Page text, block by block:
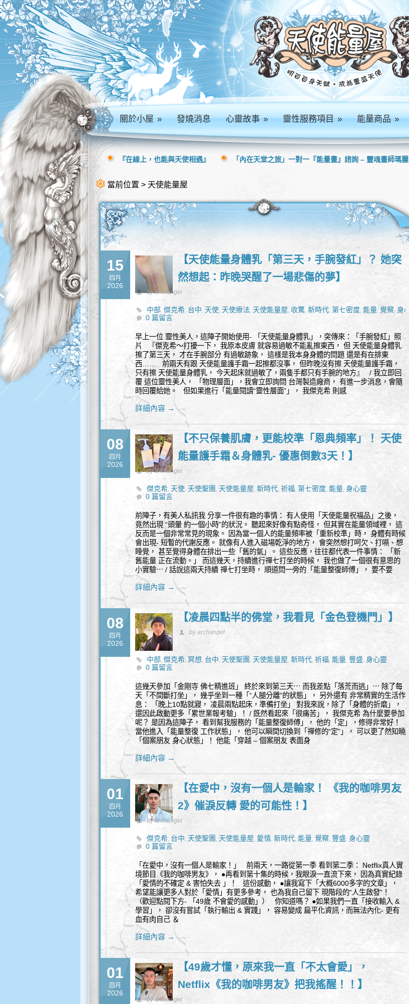
關於小屋» 發燒消息 心靈故事» 靈性服務項目» 能量商品»
當前位置 > 天使能量屋
15
四月
2026
【天使能量身體乳「第三天，手腕發紅」？ 她突
然想起：昨晚哭醒了一場悲傷的夢】
by archangel
中部, 傑克希, 台中, 天使, 天使療法, 天使能量屋, 收驚, 新時代, 第七密度, 能量, 覺察, 身心
靈
0 篇留言
早上一位 靈性美人，這陣子開始使用- 「天使能量身體乳」，突傳來：「手腕發紅」照
片 『傑克希～打擾一下， 我原本皮膚 就容易過敏不能亂擦東西， 但 天使能量身體乳
擦了第三天， 才在手腕部分 有過敏跡象， 這樣是我本身身體的問題 還是有在排東
西…… 前兩天有跟 天使能量護手霜一起擦都沒事， 但昨晚沒有擦 天使能量護手霜，
只有擦 天使能量身體乳， 今天起床就過敏了，兩隻手都只有手腕的地方』 / 我立即回
覆 這位靈性美人， 「物理層面」，我會立即詢問 台灣製造廠商， 有進一步消息，會隨
時回覆給她。 但如果進行「能量閱讀“靈性層面”」， 我傑克希 則感
詳細內容 →
08
四月
2026
【不只保養肌膚，更能校準「恩典頻率」！ 天使
能量護手霜＆身體乳- 優惠倒數3天！】
by archangel
傑克希, 天使, 天使聖團, 天使能量屋, 新時代, 祈福, 第七密度, 能量, 身心靈
0 篇留言
前陣子，有美人私訊我 分享一件很有趣的事情： 有人使用「天使能量祝福品」之後，
竟然出現 “頭暈 約一個小時”的狀況。 聽起來好像有點奇怪， 但其實在能量領域裡， 這
反而是一個非常常見的現象。 因為當一個人的能量頻率被「重新校準」時， 身體有時候
會出現- 短暫的代謝反應。 就像有人進入磁場乾淨的地方， 會突然想打呵欠、打嗝、想
睡覺， 甚至覺得身體在排出一些「舊的氣」。 這些反應，往往都代表一件事情： 「新
舊能量 正在流動。」 而這幾天，持續進行禪七打坐的時候， 我也做了一個很有意思的
小實驗⋯ / 話說這兩天持續 禪七打坐時， 順道問一旁的「能量整復師傅」， 要不要
詳細內容 →
08
四月
2026
【凌晨四點半的佛堂，我看見「金色登機門」】
by archangel
中部, 傑克希, 冥想, 台中, 天使聖團, 天使能量屋, 新時代, 祈福, 能量, 豐盛, 身心靈
0 篇留言
這幾天參加「金剛寺 佛七精進班」 終於來到第三天⋯ 而我差點「落荒而逃」⋯ 除了每
天「不間斷打坐」， 幾乎坐到一種「“人腿分離”的狀態」， 另外還有 非常精實的生活作
息： 「晚上10點就寢， 凌晨兩點起床，準備打坐」 對我來說，除了「身體的折磨」，
還因此啟動更多「累世業報考驗」！ / 既然看起來「很痛苦」， 我傑克希 為什麼要參加
呢？ 是因為這陣子， 看到幫我服務的「能量整復師傅」， 他的「定」，修得非常好！
當他進入「能量整復 工作狀態」， 他可以瞬間切換到「禪修的“定”」， 可以更了然知曉
「個案朋友 身心狀態」！ 他能「穿越 – 個案朋友 表面身
詳細內容 →
01
四月
2026
【在愛中，沒有一個人是輸家！ 《我的咖啡男友
2》催淚反轉 愛的可能性！】
by archangel
傑克希, 台中, 天使聖團, 天使能量屋, 愛情, 新時代, 能量, 覺察, 豐盛, 身心靈
0 篇留言
「在愛中，沒有一個人是輸家！」 前兩天，一路從第一季 看到第二季： Netflix真人實
境節目《我的咖啡男友》， ●再看到第十集的時候，我眼淚一直流下來， 因為真實紀錄
「愛情的不確定 & 害怕失去 」！ 這份感動， ●讓我寫下「大概6000多字的文章」，
希望能讓更多人對於「愛情」有更多參考， 也為我自己留下 現階段的“人生啟發”！
（歡迎點閱下方- 「49歲 不會愛的感動」） 你知道嗎？ ●如果我們一直「接收輸入 &
學習」， 卻沒有嘗試「執行輸出 & 實踐」， 容易變成 扁平化資訊，而無法內化- 更有
血有肉自己 ＆
詳細內容 →
01
四月
2026
【49歲才懂，原來我一直「不太會愛」，
Netflix《我的咖啡男友》把我搖醒！！】
by archangel
『在線上，也能與天使相遇』 「內在天堂之旅」一對一『能量畫』諮詢 – 靈魂畫師瑪麗